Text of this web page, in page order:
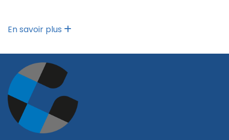
En savoir plus